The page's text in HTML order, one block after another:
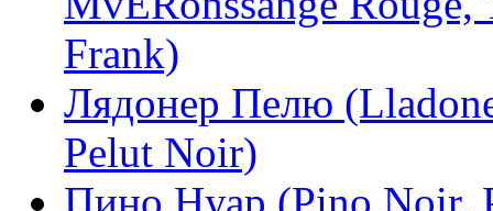
Frank)
Лядонер Пелю
Pelut Noir)
Пино Нуар (Pino Noir,